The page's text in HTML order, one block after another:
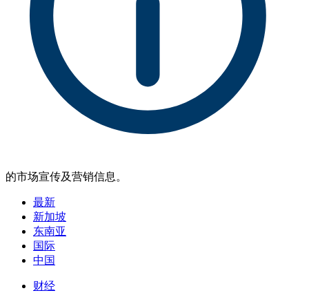
的市场宣传及营销信息。
最新
新加坡
东南亚
国际
中国
财经